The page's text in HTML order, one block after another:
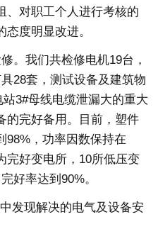
、对职工个人进行考核的
度明显改进。
我们共检修电机19台，
28套，测试设备及建筑物
3#母线电缆泄漏大的重大
的完好备用。目前，塑件
98%，功率因数保持在
完好变电所，10所低压变
好率达到90%。
现解决的电气及设备安